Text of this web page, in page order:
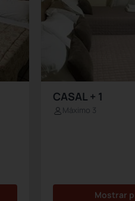
CASAL + 1
Máximo 3
Mostrar